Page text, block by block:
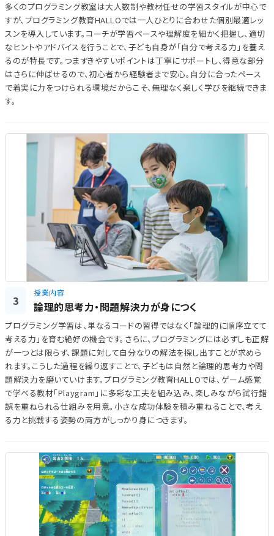
多くのプログラミング教室は大人数制や教材任せの学習スタイルが中心で
すが、プログラミング教育HALLOでは一人ひとりに合わせた個別最適レッ
スンを導入しています。コーチが学習ペースや理解度を細かく把握し、適切
なヒントやアドバイスを行うことで、子ども自身が「自分で考える力」を養え
るのが特長です。つまずきやすいポイントは丁寧にサポートし、得意な部分
はさらに伸ばせるので、初心者から経験者まで安心。自分に合ったペース
で着実に力をつけられる環境だからこそ、無理なく楽しく学びを継続できま
す。
3
授業内容
論理的思考力・問題解決力が身につく
プログラミング学習は、単なるコードの習得ではなく「論理的に順序立てて
考える力」を育む絶好の機会です。さらに、プログラミングには必ずしも正解
が一つとは限らず、課題に対して自分なりの解法を探し出すことが求めら
れます。こうした過程を繰り返すことで、子どもは自然と論理的思考力や問
題解決力を磨いていけます。プログラミング教育HALLOでは、ゲーム感覚
で学べる教材「Playgram」に多彩な工夫を組み込み、楽しみながら試行錯
誤を重ねられる仕組みを用意。小さな成功体験を積み重ねることで、考え
る力と挑戦する姿勢の両方がしっかり身につきます。